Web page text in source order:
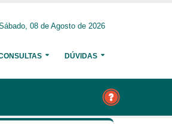
08 de Agosto de 2026
DÚVIDAS